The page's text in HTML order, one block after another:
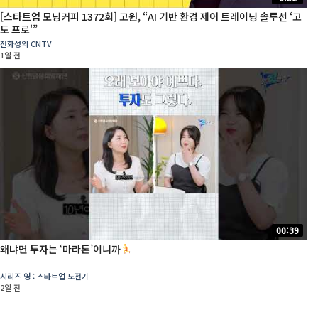
[스타트업 모닝커피 1372회] 고원, “AI 기반 환경 제어 트레이닝 솔루션 ‘고
도 프로'”
전화성의 CNTV
1일 전
00:39
왜냐면 투자는 ‘마라톤’이니까
시리즈 영 : 스타트업 도전기
2일 전